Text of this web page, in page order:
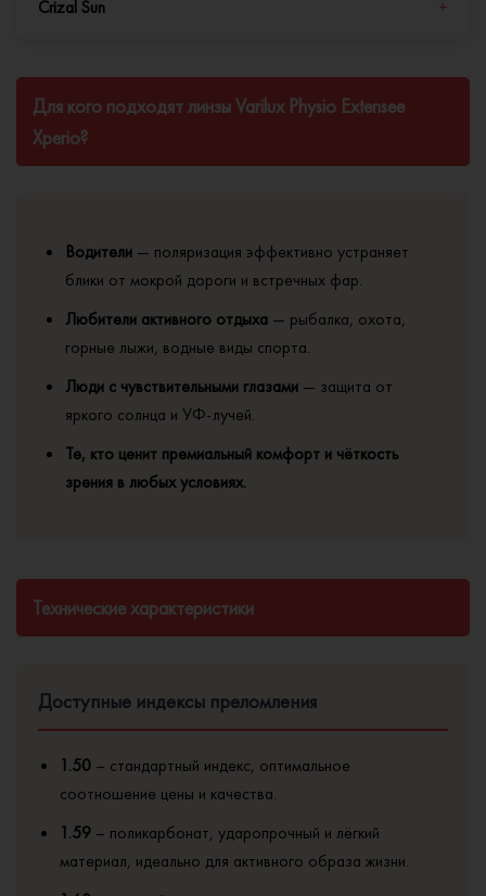
100% защиту от УФ-лучей.
цвета).
минимизируя периферические искажения.
Crizal Sun +
солнцезащитных линз. Устраняет отражения от задней
поверхности линзы, обеспечивая комфортное зрение без
паразитных бликов. Обладает упрочняющими, грязе- и
Для кого подходят линзы Varilux Physio Extensee
Xperio?
Водители — поляризация эффективно устраняет
блики от мокрой дороги и встречных фар.
Любители активного отдыха — рыбалка, охота,
горные лыжи, водные виды спорта.
Люди с чувствительными глазами — защита от
яркого солнца и УФ-лучей.
Те, кто ценит премиальный комфорт и чёткость
зрения в любых условиях.
Технические характеристики
Доступные индексы преломления
1.50 – стандартный индекс, оптимальное
соотношение цены и качества.
1.59 – поликарбонат, ударопрочный и лёгкий
материал, идеально для активного образа жизни.